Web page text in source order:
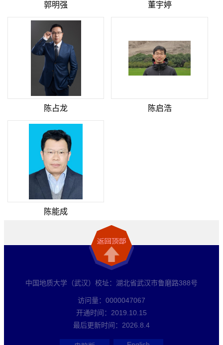
郭明强 董宇婷
陈占龙 陈启浩
陈能成
中国地质大学（武汉）校址：湖北省武汉市鲁磨路388号
访问量： 0000047067
开通时间： 2019 10 15
最后更新时间： 2026 8 4